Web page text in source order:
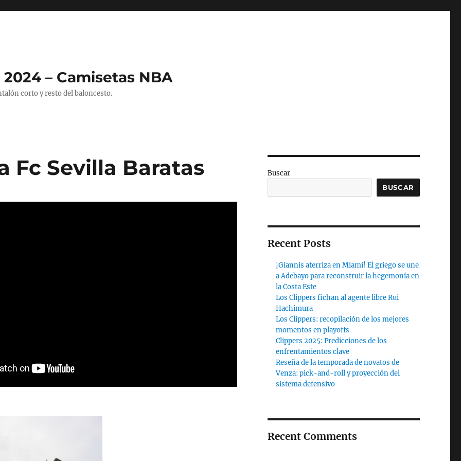
– Camisetas NBA
corto y resto del baloncesto.
Fc Sevilla Baratas Buscar
BUSCAR
Recent Posts
¡Giannis aterriza en Miami! El griego se une
a Adebayo para reconstruir la hegemonía en
la Costa Este
Los Clippers fichan al agente libre Rui
Hachimura
Los Clippers: recopilación de los mejores
momentos en playoffs
Clippers 2025: Predicciones de los
enfrentamientos clave
Reseña de la temporada de novatos de
Venza: pick-and-roll y proyección del
sistema defensivo
Recent Comments